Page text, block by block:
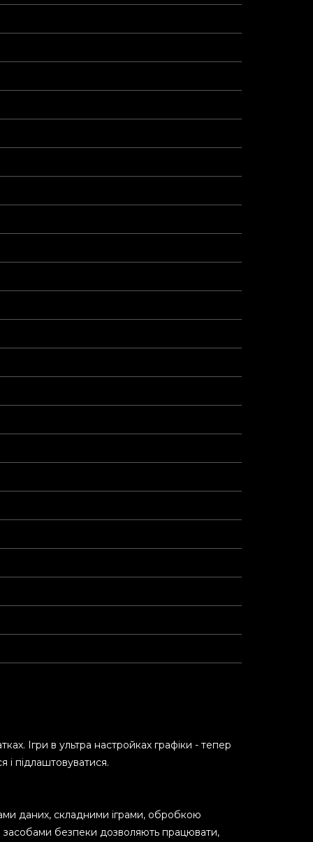
Ігри в ультра настройках графіки - тепер
і підлаштовуватися.
даних, складними іграми, обробкою
засобами безпеки дозволяють працювати,